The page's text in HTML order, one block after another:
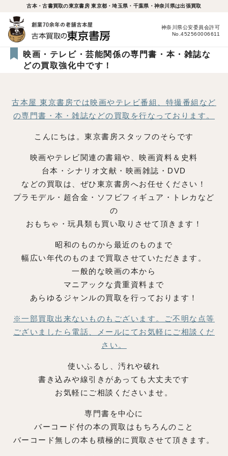
古本・古書買取の東京書房 東京都・埼玉県・千葉県・神奈川県は出張買取
神奈川県公安委員会許可
No.452560006611
映画・テレビ・芸能関係の専門書・本・雑誌な
どの買取強化中です！
古本屋 東京書房では映画やテレビ番組、特撮番組など
の専門書・本・雑誌などの買取を行なっております。
こんにちは。東京書房スタッフのそらです
映画やテレビ関連の書籍や、映画資料＆史料
台本・シナリオ文献・映画雑誌・DVD
などの買取は、ぜひ東京書房へお任せください！
プラモデル・超合金・ソフビフィギュア・トレカなど
の
おもちゃ・玩具類も買い取りさせて頂きます！
昭和のものから最近のものまで
幅広い年代のものまで買取させていただきます。
一般的な映画の本から
マニアックな貴重資料まで
あらゆるジャンルの買取を行っております！
※一部買取出来ないものもございます。
ご不明な点等
ございましたら電話、メールにてお気軽にご相談くだ
さい。
使いふるし、汚れや破れ
書き込みや線引きがあっても大丈夫です
お気軽にご相談くださいませ。
専門書を中心に
バーコード付の本の買取はもちろんのこと
バーコード無しの本も積極的に買取させて頂きます。